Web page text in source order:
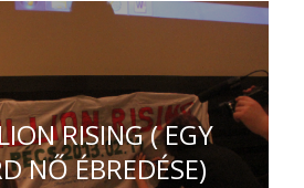
RISING ( EGY
NŐ ÉBREDÉSE)